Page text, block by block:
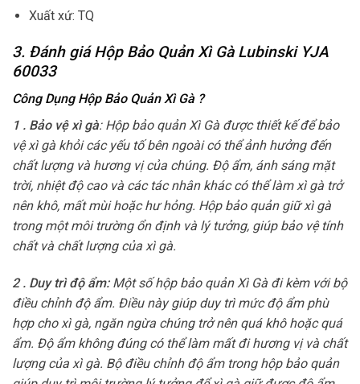
Xuất xứ: TQ
3. Đánh giá Hộp Bảo Quản Xì Gà Lubinski YJA
60033
Công Dụng Hộp Bảo Quản Xì Gà ?
1 . Bảo vệ xì gà: Hộp bảo quản Xì Gà được thiết kế để bảo
vệ xì gà khỏi các yếu tố bên ngoài có thể ảnh hưởng đến
chất lượng và hương vị của chúng. Độ ẩm, ánh sáng mặt
trời, nhiệt độ cao và các tác nhân khác có thể làm xì gà trở
nên khô, mất mùi hoặc hư hỏng. Hộp bảo quản giữ xì gà
trong một môi trường ổn định và lý tưởng, giúp bảo vệ tính
chất và chất lượng của xì gà.
2 . Duy trì độ ẩm:Một số hộp bảo quản Xì Gà đi kèm với bộ
điều chỉnh độ ẩm. Điều này giúp duy trì mức độ ẩm phù
hợp cho xì gà, ngăn ngừa chúng trở nên quá khô hoặc quá
ẩm. Độ ẩm không đúng có thể làm mất đi hương vị và chất
lượng của xì gà. Bộ điều chỉnh độ ẩm trong hộp bảo quản